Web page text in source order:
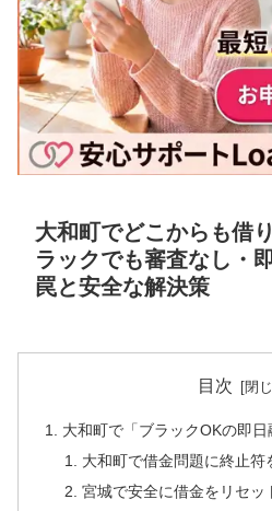
大和町でどこからも借
ラックでも審査なし・
罠と安全な解決策
目次
大和町で「ブラックOKの即
大和町で借金問題に終止符
宮城で安全に借金をリセッ